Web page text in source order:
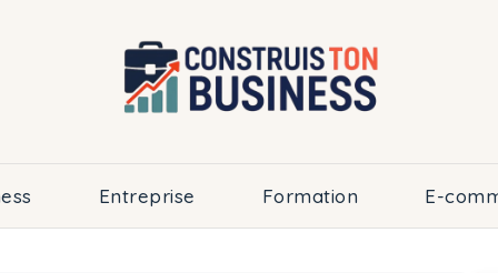
Entreprise Formation E-